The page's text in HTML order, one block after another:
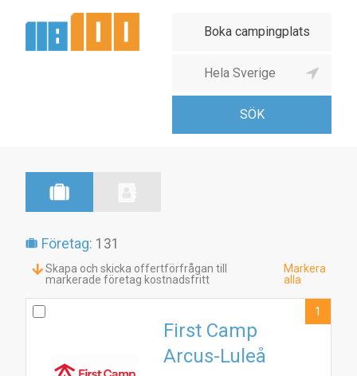
Företag: 131
Skapa och skicka offertförfrågan till
markerade företag kostnadsfritt
Markera
alla
First Camp
Arcus-Luleå
1